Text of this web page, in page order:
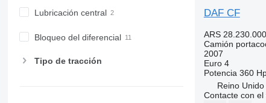
Lubricación central
Bloqueo del diferencial
Tipo de tracción
DAF CF
ARS 28.230.000
Camión
2007
Euro 4
Potencia 360
Reino Unido
Contacte con